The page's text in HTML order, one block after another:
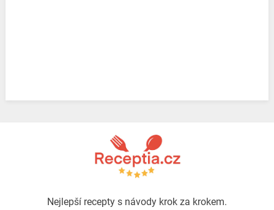
Nejlepší recepty s návody krok za krokem.